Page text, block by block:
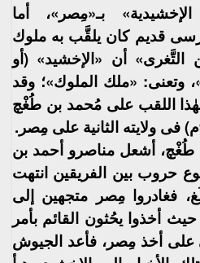
بـ«مِصر»، أما
قديم كان يلقَّب به ملوك
التَّغرى» أن «الإخشيد» (أو
وتعنى: «ملك الملوك»؛ وقد
اللقب على مُحمد بن طُغْچ
أشعل مناصرو أحمد بن
حروب بين الفريقين انتهت
فغادروا مِصر متجهين إلى
أخذوا يحُثون القائم بأمر
على أخذ مِصر، فأعد الجيوش